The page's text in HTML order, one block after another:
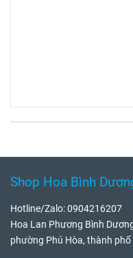
Shop Hoa Bình
Hotline/Zalo: 0904216207
Hoa Lan Phương Bình
phường Phú Hòa, thành